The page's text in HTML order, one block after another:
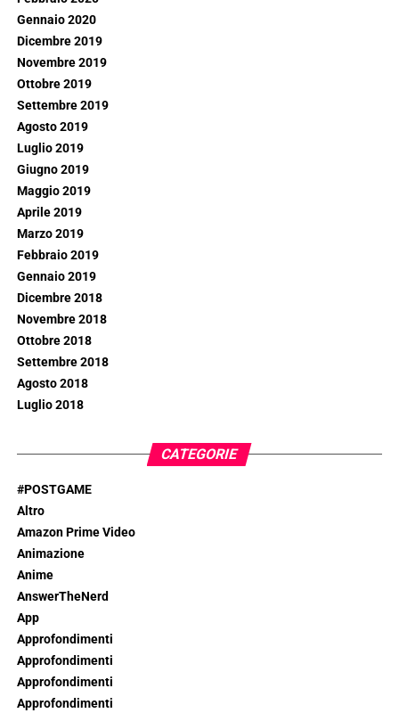
Gennaio 2020
Dicembre 2019
Novembre 2019
Ottobre 2019
Settembre 2019
Agosto 2019
Luglio 2019
Giugno 2019
Maggio 2019
Aprile 2019
Marzo 2019
Febbraio 2019
Gennaio 2019
Dicembre 2018
Novembre 2018
Ottobre 2018
Settembre 2018
Agosto 2018
Luglio 2018
CATEGORIE
#POSTGAME
Altro
Amazon Prime Video
Animazione
Anime
AnswerTheNerd
App
Approfondimenti
Approfondimenti
Approfondimenti
Approfondimenti